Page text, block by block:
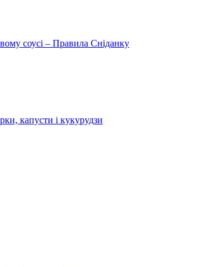
соусі – Правила Сніданку
капусти і кукурудзи